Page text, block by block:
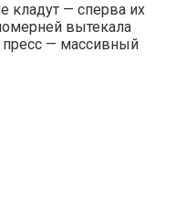
кладут — сперва их
вытекала
— массивный